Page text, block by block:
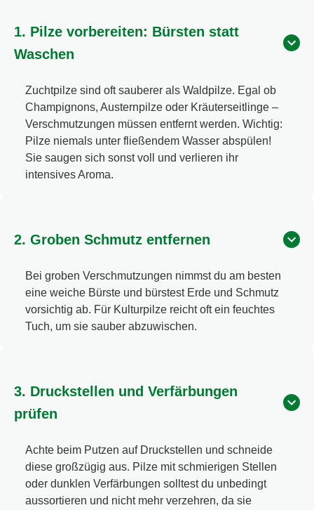
1. Pilze vorbereiten: Bürsten statt
Waschen
Zuchtpilze sind oft sauberer als Waldpilze. Egal ob
Champignons, Austernpilze oder Kräuterseitlinge –
Verschmutzungen müssen entfernt werden. Wichtig:
Pilze niemals unter fließendem Wasser abspülen!
Sie saugen sich sonst voll und verlieren ihr
intensives Aroma.
2. Groben Schmutz entfernen
Bei groben Verschmutzungen nimmst du am besten
eine weiche Bürste und bürstest Erde und Schmutz
vorsichtig ab. Für Kulturpilze reicht oft ein feuchtes
Tuch, um sie sauber abzuwischen.
3. Druckstellen und Verfärbungen
prüfen
Achte beim Putzen auf Druckstellen und schneide
diese großzügig aus. Pilze mit schmierigen Stellen
oder dunklen Verfärbungen solltest du unbedingt
aussortieren und nicht mehr verzehren, da sie